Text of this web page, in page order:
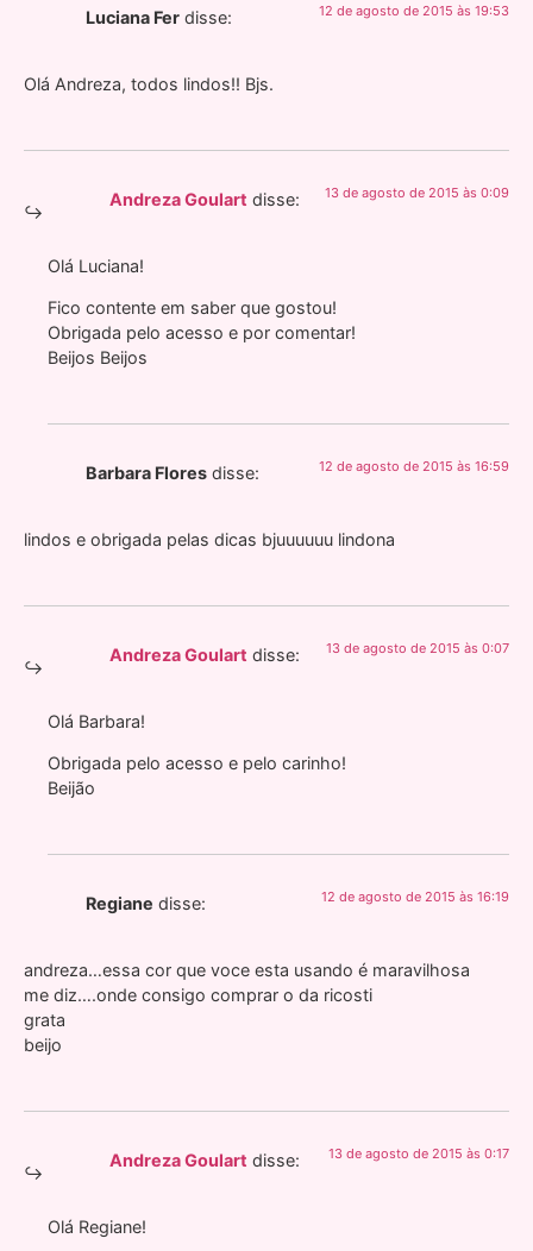
Luciana Fer disse: 12 de agosto de 2015 às 19:53
Olá Andreza, todos lindos!! Bjs.
Andreza Goulart disse: 13 de agosto de 2015 às 0:09
Olá Luciana!
Fico contente em saber que gostou!
Obrigada pelo acesso e por comentar!
Beijos Beijos
Barbara Flores disse: 12 de agosto de 2015 às 16:59
lindos e obrigada pelas dicas bjuuuuuu lindona
Andreza Goulart disse: 13 de agosto de 2015 às 0:07
Olá Barbara!
Obrigada pelo acesso e pelo carinho!
Beijão
Regiane disse: 12 de agosto de 2015 às 16:19
andreza…essa cor que voce esta usando é maravilhosa
me diz….onde consigo comprar o da ricosti
grata
beijo
Andreza Goulart disse: 13 de agosto de 2015 às 0:17
Olá Regiane!